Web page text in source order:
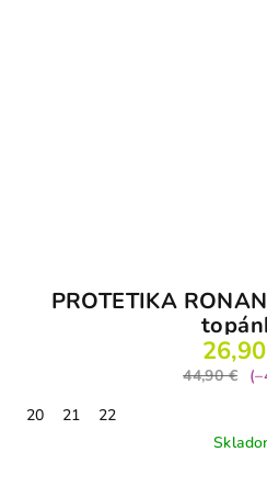
PROTETIKA
44,90 €
20
21
22